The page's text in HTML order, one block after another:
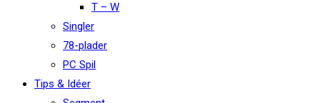
T – W
Singler
78-plader
PC Spil
Tips & Idéer